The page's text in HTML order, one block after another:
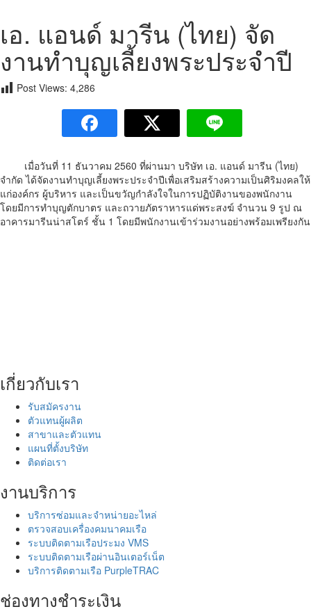
เอ. แอนด์ มารีน (ไทย) จัด
งานทำบุญเลี้ยงพระประจำปี
Post Views: 4,286
เมื่อวันที่ 11 ธันวาคม 2560 ที่ผ่านมา บริษัท เอ. แอนด์ มารีน (ไทย)
จำกัด ได้จัดงานทำบุญเลี้ยงพระประจำปีเพื่อเสริมสร้างความเป็นศิริมงคลให้
แก่องค์กร ผู้บริหาร และเป็นขวัญกำลังใจในการปฏิบัติงานของพนักงาน
โดยมีการทำบุญตักบาตร และถวายภัตราหารแด่พระสงฆ์ จำนวน 9 รูป ณ
อาคารมารีนน่าสโตร์ ชั้น 1 โดยมีพนักงานเข้าร่วมงานอย่างพร้อมเพรียงกัน
เกี่ยวกับเรา
รับสมัครงาน
ตัวแทนผู้ผลิต
สาขาและตัวแทน
แผนที่ตั้งบริษัท
ติดต่อเรา
งานบริการ
บริการซ่อมและจำหน่ายอะไหล่
ตรวจสอบเครื่องคมนาคมเรือ
ระบบติดตามเรือประมง VMS
ระบบติดตามเรือผ่านอินเตอร์เน็ต
บริการติดตามเรือ PurpleTRAC
ช่องทางชำระเงิน